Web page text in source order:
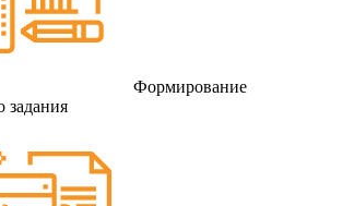
Формирование
задания